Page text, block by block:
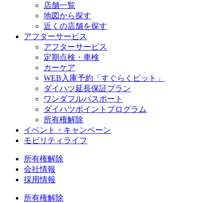
店舗一覧
地図から探す
近くの店舗を探す
アフターサービス
アフターサービス
定期点検・車検
カーケア
WEB入庫予約「すぐらくピット」
ダイハツ延長保証プラン
ワンダフルパスポート
ダイハツポイントプログラム
所有権解除
イベント・キャンペーン
モビリティライフ
所有権解除
会社情報
採用情報
所有権解除